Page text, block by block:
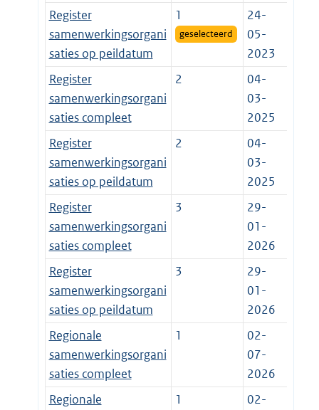
Register
samenwerkingsorgani
saties op peildatum
1
geselecteerd
24-
05-
2023
Register
samenwerkingsorgani
saties compleet
2
04-
03-
2025
Register
samenwerkingsorgani
saties op peildatum
2
04-
03-
2025
Register
samenwerkingsorgani
saties compleet
3
29-
01-
2026
Register
samenwerkingsorgani
saties op peildatum
3
29-
01-
2026
Regionale
samenwerkingsorgani
saties compleet
1
02-
07-
2026
Regionale
1
02-